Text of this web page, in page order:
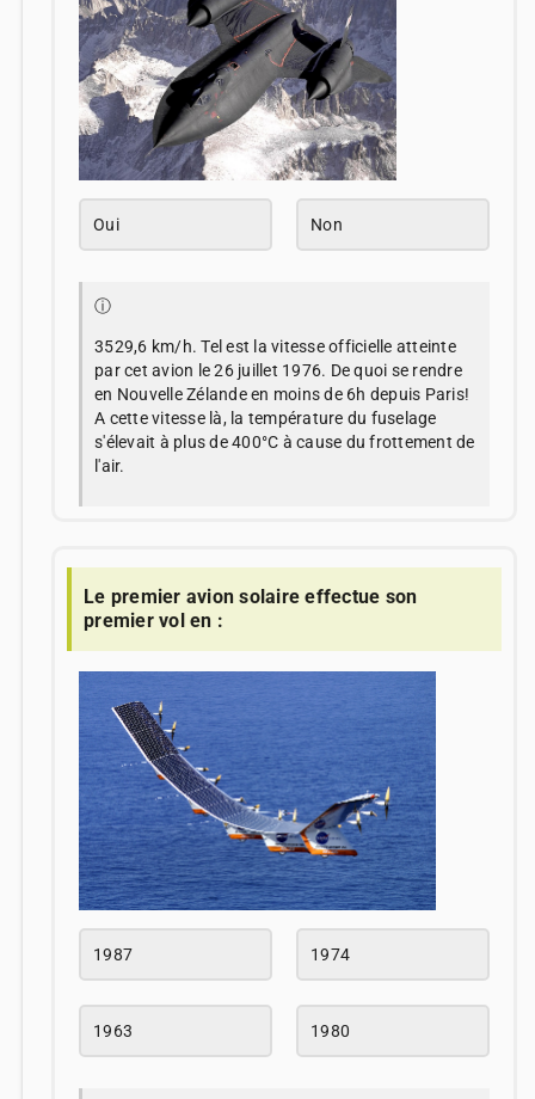
Oui Non
ⓘ
3529,6 km/h. Tel est la vitesse officielle atteinte
par cet avion le 26 juillet 1976. De quoi se rendre
en Nouvelle Zélande en moins de 6h depuis Paris!
A cette vitesse là, la température du fuselage
s'élevait à plus de 400°C à cause du frottement de
l'air.
Le premier avion solaire effectue son
premier vol en :
1987 1974
1963 1980